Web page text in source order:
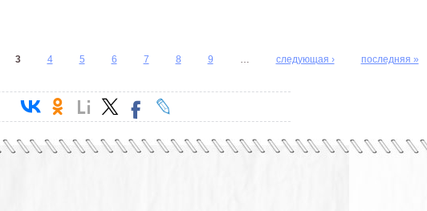
3 4 5 6 7 8 9 следующая › последняя »